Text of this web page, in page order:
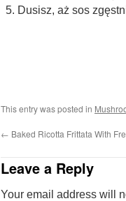
Dusisz, aż sos
This entry was posted in
← Baked Ricotta Frittata With
Leave a Reply
Your email address will